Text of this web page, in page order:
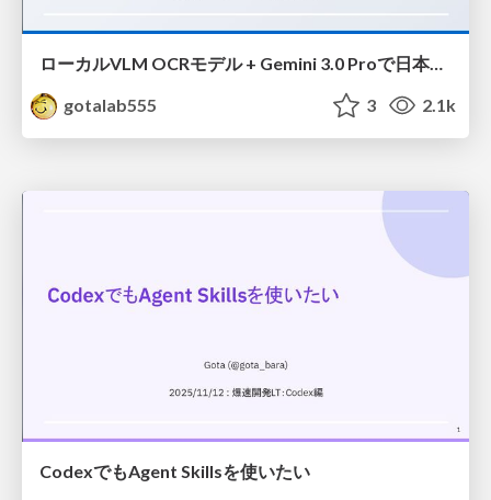
ローカルVLM OCRモデル + Gemini 3.0 Proで日本語性能を試す
gotalab555
3 2.1k
CodexでもAgent Skillsを使いたい